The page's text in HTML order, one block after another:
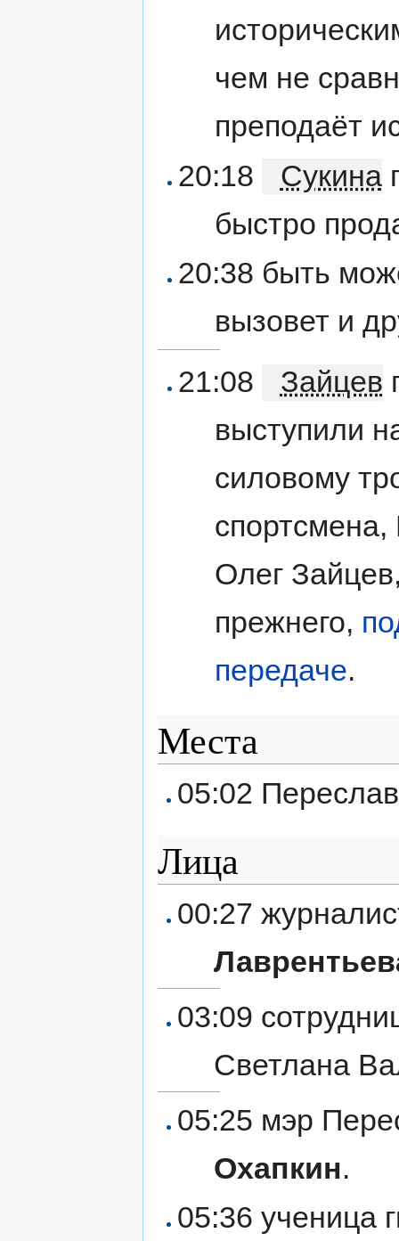
чем не
преподаёт
20:18
Сукина
быстро
20:38 быть
вызовет и
21:08
Зайцев
выступили
силовому
спортсмена,
Олег
прежнего,
передаче.
Места
05:02
Лица
00:27
03:09
Светлана
05:25 мэр
Охапкин.
05:36 ученица